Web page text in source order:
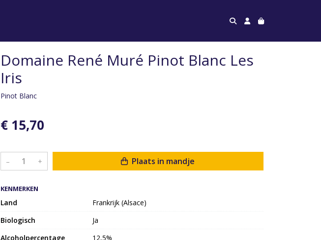
Domaine René Muré Pinot Blanc Les
Iris
Pinot Blanc
€ 15,70
– + Plaats in mandje
KENMERKEN
Land
Frankrijk (Alsace)
Biologisch
Ja
Alcoholpercentage
12,5%